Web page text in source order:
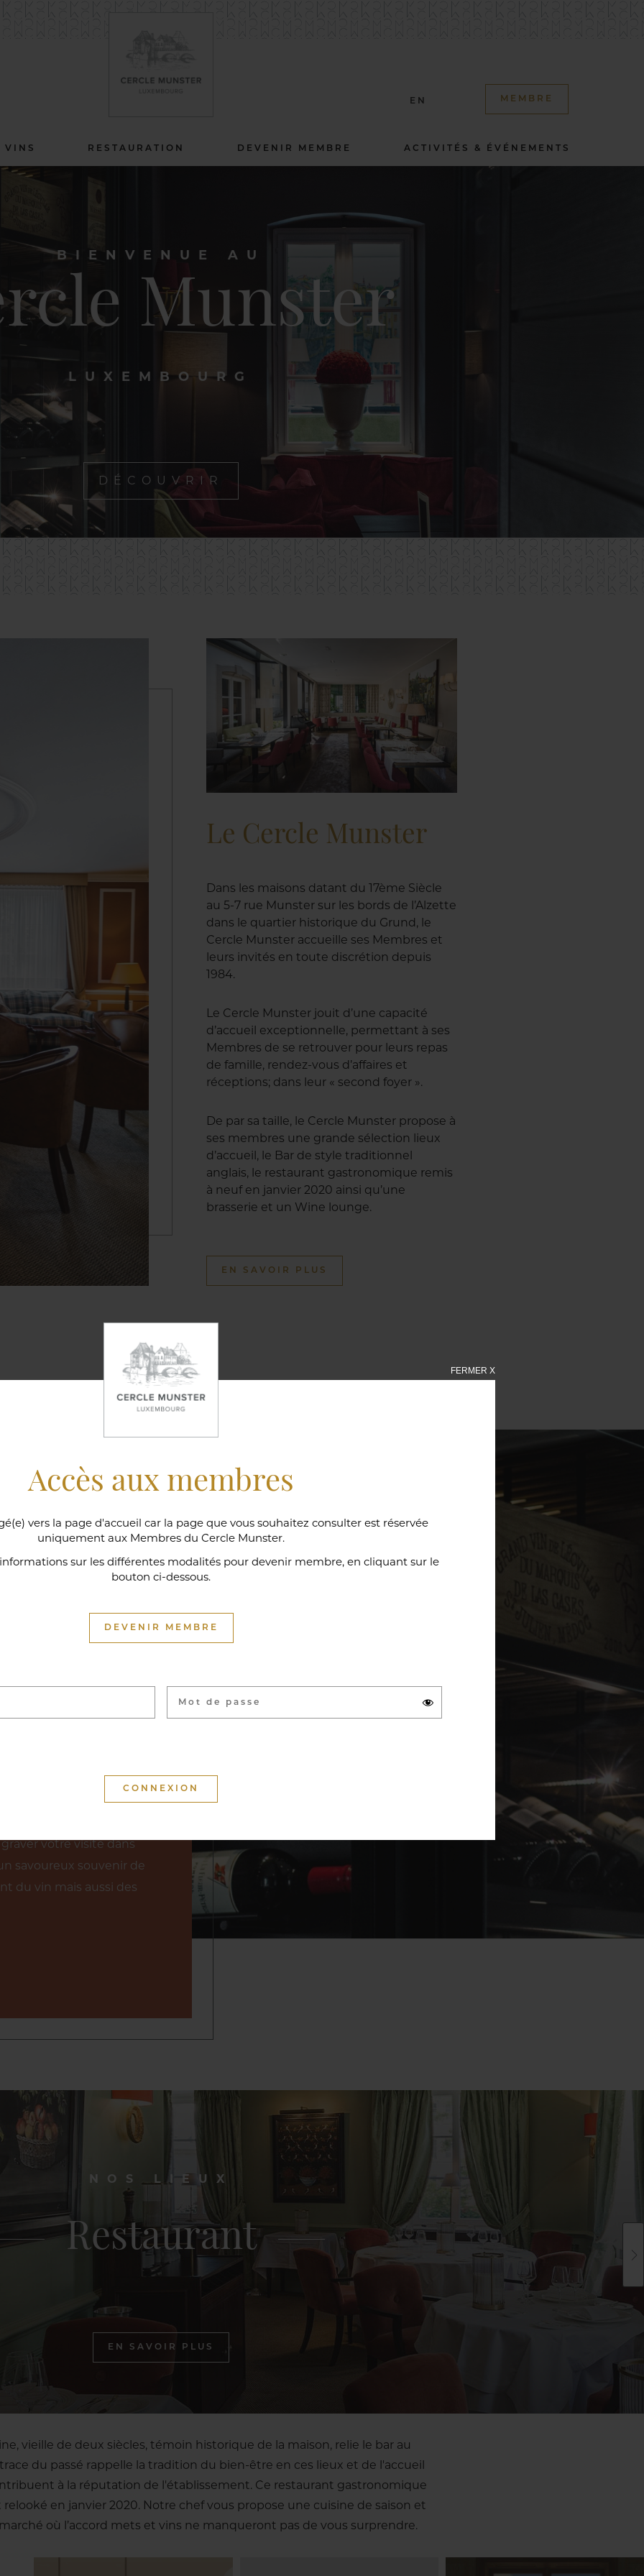
Accès aux membres
vers la page d'accueil car la page que vous souhaitez consulter est réservée
uniquement aux Membres du Cercle Munster.
sur les différentes modalités pour devenir membre, en cliquant sur le
bouton ci-dessous.
DEVENIR MEMBRE
FERMER X
EN MEMBRE
VINS RESTAURATION DEVENIR MEMBRE ACTIVITÉS & ÉVÉNEMENTS
BIENVENUE AU
Munster
LUXEMBOURG
DÉCOUVRIR
Le Cercle Munster
Dans les maisons datant du 17ème Siècle
au 5-7 rue Munster sur les bords de l’Alzette
dans le quartier historique du Grund, le
Cercle Munster accueille ses Membres et
leurs invités en toute discrétion depuis
1984.
Le Cercle Munster jouit d’une capacité
d’accueil exceptionnelle, permettant à ses
Membres de se retrouver pour leurs repas
de famille, rendez-vous d’affaires et
réceptions; dans leur « second foyer ».
De par sa taille, le Cercle Munster propose à
ses membres une grande sélection lieux
d’accueil, le Bar de style traditionnel
anglais, le restaurant gastronomique remis
à neuf en janvier 2020 ainsi qu’une
brasserie et un Wine lounge.
EN SAVOIR PLUS
du Cercle Munster
du petit producteur
La visite de notre
ou accompagnée pour
les vins les plus
votre visite dans
savoureux souvenir de
du vin mais aussi des
NOS LIEUX
Restaurant
EN SAVOIR PLUS
vieille de deux siècles, témoin historique de la maison, relie le bar au
du passé rappelle la tradition du bien-être en ces lieux et de l'accueil
à la réputation de l'établissement. Ce restaurant gastronomique
en janvier 2020. Notre chef vous propose une cuisine de saison et
où l’accord mets et vins ne manqueront pas de vous surprendre.